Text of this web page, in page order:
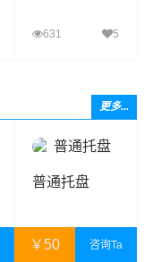
631 5
更多...
普通托盘
￥50 咨询Ta